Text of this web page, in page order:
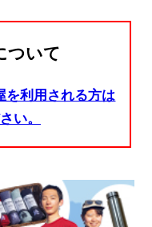
ついて
を利用される方は
い。